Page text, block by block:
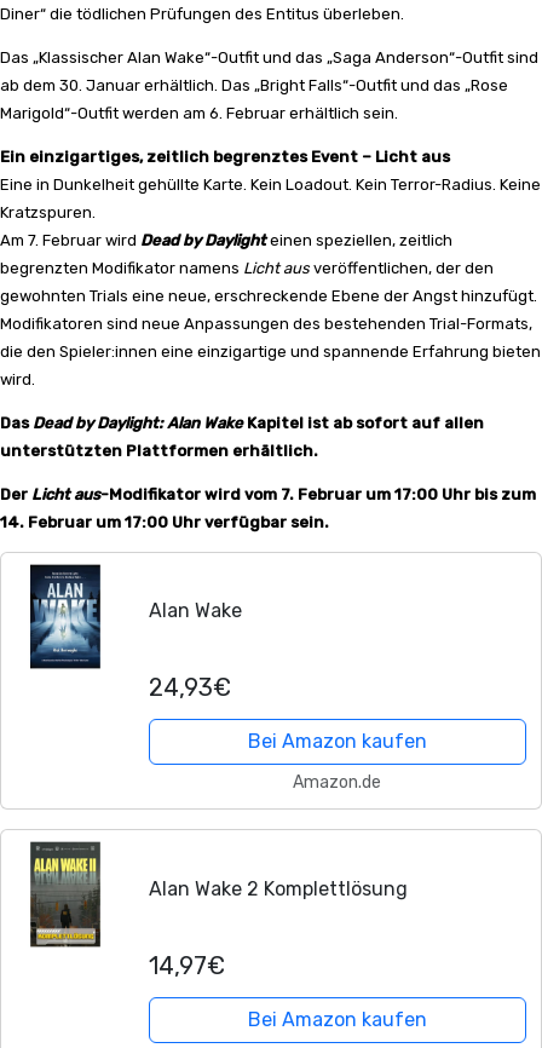
Diner“ die tödlichen Prüfungen des Entitus überleben.
Das „Klassischer Alan Wake“-Outfit und das „Saga Anderson“-Outfit sind
ab dem 30. Januar erhältlich. Das „Bright Falls“-Outfit und das „Rose
Marigold“-Outfit werden am 6. Februar erhältlich sein.
Ein einzigartiges, zeitlich begrenztes Event – Licht aus
Eine in Dunkelheit gehüllte Karte. Kein Loadout. Kein Terror-Radius. Keine
Kratzspuren.
Am 7. Februar wird Dead by Daylighteinen speziellen, zeitlich
begrenzten Modifikator namens Licht aus veröffentlichen, der den
gewohnten Trials eine neue, erschreckende Ebene der Angst hinzufügt.
Modifikatoren sind neue Anpassungen des bestehenden Trial-Formats,
die den Spieler:innen eine einzigartige und spannende Erfahrung bieten
wird.
Das Dead by Daylight: Alan WakeKapitel ist ab sofort auf allen
unterstützten Plattformen erhältlich.
Der Licht aus-Modifikator wird vom 7. Februar um 17:00 Uhr bis zum
14. Februar um 17:00 Uhr verfügbar sein.
Alan Wake
24,93€
Bei Amazon kaufen
Amazon.de
Alan Wake 2 Komplettlösung
14,97€
Bei Amazon kaufen